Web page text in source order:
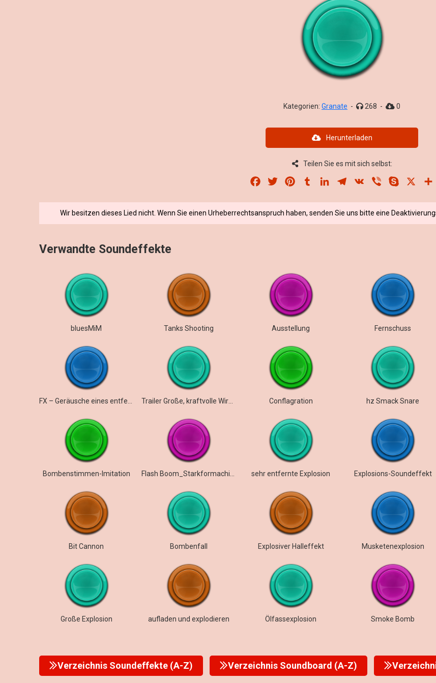
Kategorien: Granate - 268 - 0
Herunterladen
Teilen Sie es mit sich selbst:
Facebook
Twitter PinterestTumblrLinkedInTelegram
VK Viber Skype
Wir besitzen dieses Lied nicht. Wenn Sie einen Urheberrechtsanspruch haben, senden Sie uns bitte eine
Verwandte Soundeffekte
bluesMiM Tanks Shooting Ausstellung Fernschuss
Trailer Große, kraftvolle Wirkung Conflagration hz Smack Snare
Bombenstimmen-Imitation sehr entfernte Explosion Explosions-Soundeffekt
Bit Cannon Bombenfall Explosiver Halleffekt Musketenexplosion
Große Explosion aufladen und explodieren Ölfassexplosion Smoke Bomb
Verzeichnis Soundeffekte (A-Z) Verzeichnis Soundboard (A-Z)